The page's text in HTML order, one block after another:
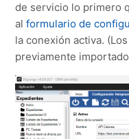
de servicio lo primero
alformulario de
la conexión activa.
previamente